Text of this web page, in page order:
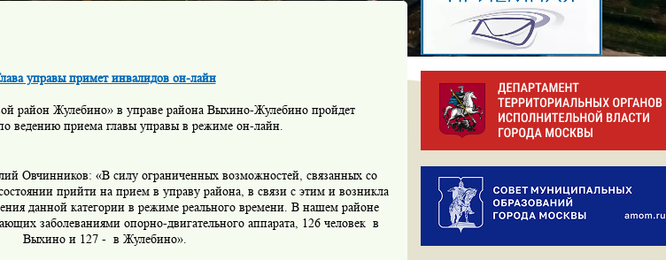
управы примет инвалидов он-лайн
район Жулебино» в управе района Выхино-Жулебино пройдет
ведению приема главы управы в режиме он-лайн.
Овчинников: «В силу ограниченных возможностей, связанных со
прийти на прием в управу района, в связи с этим и возникла
данной категории в режиме реального времени. В нашем районе
заболеваниями опорно-двигательного аппарата, 126 человек в
Выхино и 127 - в Жулебино».